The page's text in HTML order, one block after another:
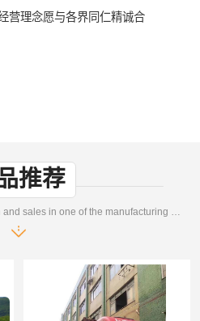
营理念愿与各界同仁精诚合
推荐
Development, design, production and sales in one of the manufacturing enterprises